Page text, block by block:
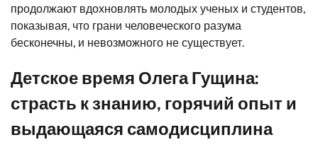
продолжают вдохновлять молодых ученых и студентов,
показывая, что грани человеческого разума
бесконечны, и невозможного не существует.
Детское время Олега Гущина:
страсть к знанию, горячий опыт и
выдающаяся самодисциплина